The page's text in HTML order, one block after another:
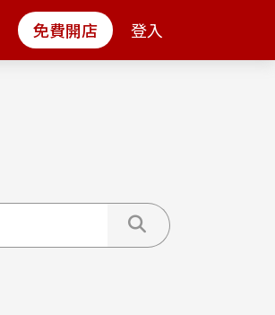
免費開店 登入